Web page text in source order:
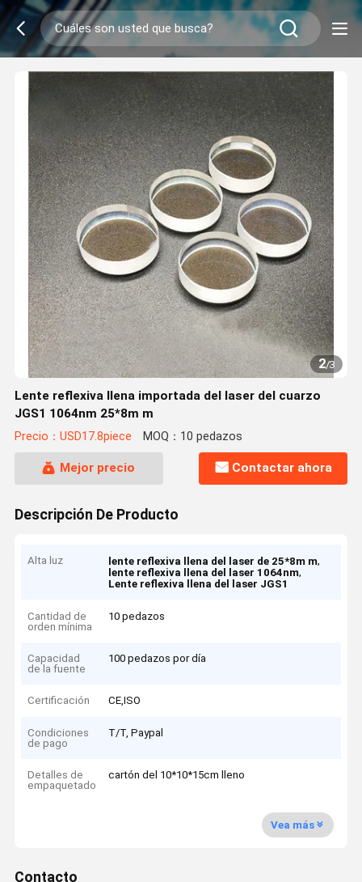
2/3
Lente reflexiva llena importada del laser del cuarzo
JGS1 1064nm 25*8m m
Precio：USD17.8piece MOQ：10 pedazos
Mejor precio Contactar ahora
Descripción De Producto
Alta luz lente reflexiva llena del laser de 25*8m m,
lente reflexiva llena del laser 1064nm,
Lente reflexiva llena del laser JGS1
Cantidad de
orden mínima
10 pedazos
Capacidad
de la fuente
100 pedazos por día
Certificación CE,ISO
Condiciones
de pago
T/T, Paypal
Detalles de
empaquetado
cartón del 10*10*15cm lleno
Vea más
Contacto